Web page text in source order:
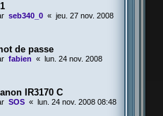
seb340_0 « jeu. 27 nov. 2008
de passe
fabien «
lun. 24 nov. 2008
IR3170 C
SOS «
lun. 24 nov. 2008 08:48